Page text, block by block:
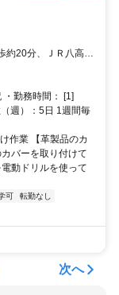
約20分、ＪＲ八高線
徒歩約29分 「羽村
勤務時間： [1]
週）：5日 1週間毎
作業 【革製品のカ
バーを取り付けて
動ドリルを使って
可
転勤なし
次へ